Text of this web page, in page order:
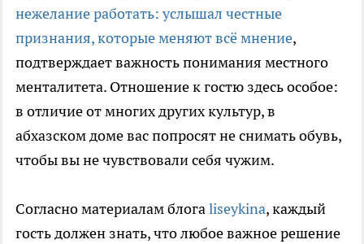
нежелание работать: услышал честные
признания, которые меняют всё мнение,
подтверждает важность понимания местного
менталитета. Отношение к гостю здесь особое:
в отличие от многих других культур, в
абхазском доме вас попросят не снимать обувь,
чтобы вы не чувствовали себя чужим.
Согласно материалам блогаliseykina, каждый
гость должен знать, что любое важное решение